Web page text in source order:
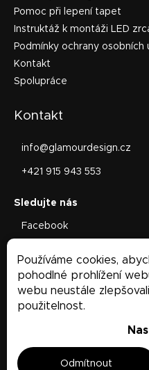
Používáme cookies,
pohodlné prohlížení
webu neustále
použitelnost.
Odmítnout
Pomoc při lepení tapet
Instruktáž k montáži LED
Podmínky ochrany osobních
Kontakt
Spolupráce
Kontakt
info@glamourdesign.cz
+421 915 943 553
Facebook
Facebook